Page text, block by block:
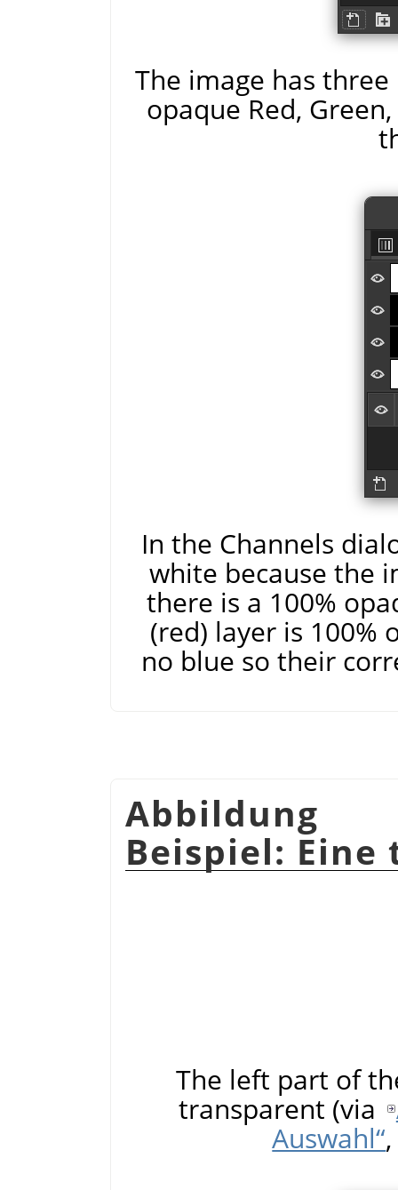
The image has
opaque Red,
In the Channels
white because the
there is a 100%
(red) layer is 100%
no blue so their
Abbildung
Beispiel:
The left part of
transparent (via
Auswahl“